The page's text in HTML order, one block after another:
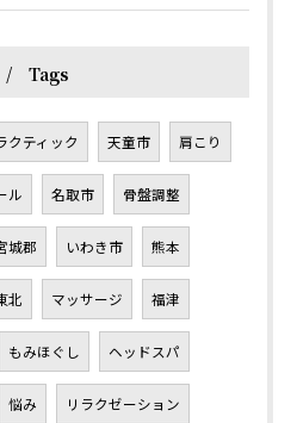
Tags
クティック 天童市 肩こり
ル 名取市 骨盤調整
城郡 いわき市 熊本
北 マッサージ 福津
もみほぐし ヘッドスパ
悩み リラクゼーション